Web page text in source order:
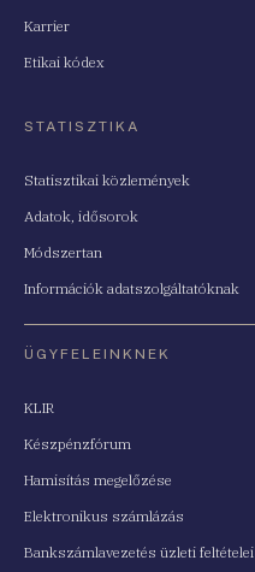
Karrier
Etikai kódex
STATISZTIKA
Statisztikai közlemények
Adatok, idősorok
Módszertan
Információk adatszolgáltatóknak
ÜGYFELEINKNEK
KLIR
Készpénzfórum
Hamisítás megelőzése
Elektronikus számlázás
Bankszámlavezetés üzleti feltételei